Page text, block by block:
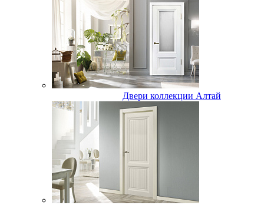
Двери коллекции Алтай